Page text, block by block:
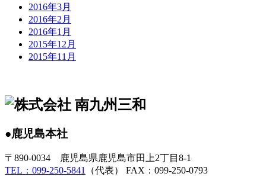
2016年3月
2016年2月
2016年1月
2015年12月
2015年11月
●鹿児島本社
〒890-0034 鹿児島県鹿児島市田上2丁目8-1
TEL：099-250-5841
（代表） FAX：099-250-0793